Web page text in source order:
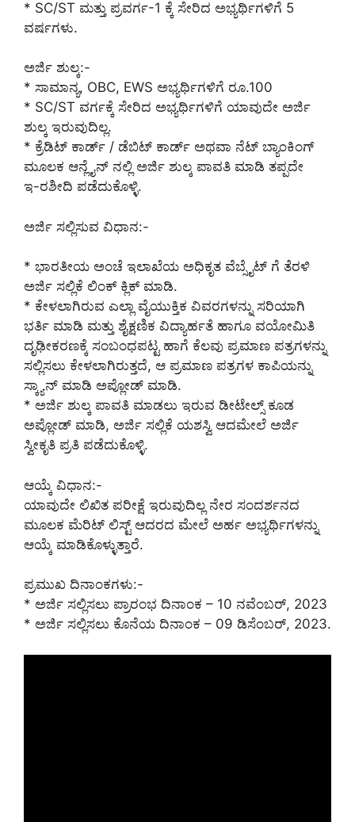
* SC/ST ಮತ್ತು ಪ್ರವರ್ಗ-1 ಕ್ಕೆ ಸೇರಿದ ಅಭ್ಯರ್ಥಿಗಳಿಗೆ 5
ವರ್ಷಗಳು.
ಅರ್ಜಿ ಶುಲ್ಕ:-
* ಸಾಮಾನ್ಯ, OBC, EWS ಅಭ್ಯರ್ಥಿಗಳಿಗೆ ರೂ.100
* SC/ST ವರ್ಗಕ್ಕೆ ಸೇರಿದ ಅಭ್ಯರ್ಥಿಗಳಿಗೆ ಯಾವುದೇ ಅರ್ಜಿ
ಶುಲ್ಕ ಇರುವುದಿಲ್ಲ.
* ಕ್ರೆಡಿಟ್ ಕಾರ್ಡ್ / ಡೆಬಿಟ್ ಕಾರ್ಡ್ ಅಥವಾ ನೆಟ್ ಬ್ಯಾಂಕಿಂಗ್
ಮೂಲಕ ಆನ್ಲೈನ್ ನಲ್ಲಿ ಅರ್ಜಿ ಶುಲ್ಕ ಪಾವತಿ ಮಾಡಿ ತಪ್ಪದೇ
ಇ-ರಶೀದಿ ಪಡೆದುಕೊಳ್ಳಿ.
ಅರ್ಜಿ ಸಲ್ಲಿಸುವ ವಿಧಾನ:-
* ಭಾರತೀಯ ಅಂಚೆ ಇಲಾಖೆಯ ಅಧಿಕೃತ ವೆಬ್ಸೈಟ್ ಗೆ ತೆರಳಿ
ಅರ್ಜಿ ಸಲ್ಲಿಕೆ ಲಿಂಕ್ ಕ್ಲಿಕ್ ಮಾಡಿ.
* ಕೇಳಲಾಗಿರುವ ಎಲ್ಲಾ ವೈಯುಕ್ತಿಕ ವಿವರಗಳನ್ನು ಸರಿಯಾಗಿ
ಭರ್ತಿ ಮಾಡಿ ಮತ್ತು ಶೈಕ್ಷಣಿಕ ವಿದ್ಯಾರ್ಹತೆ ಹಾಗೂ ವಯೋಮಿತಿ
ದೃಢೀಕರಣಕ್ಕೆ ಸಂಬಂಧಪಟ್ಟ ಹಾಗೆ ಕೆಲವು ಪ್ರಮಾಣ ಪತ್ರಗಳನ್ನು
ಸಲ್ಲಿಸಲು ಕೇಳಲಾಗಿರುತ್ತದೆ, ಆ ಪ್ರಮಾಣ ಪತ್ರಗಳ ಕಾಪಿಯನ್ನು
ಸ್ಕ್ಯಾನ್ ಮಾಡಿ ಅಪ್ಲೋಡ್ ಮಾಡಿ.
* ಅರ್ಜಿ ಶುಲ್ಕ ಪಾವತಿ ಮಾಡಲು ಇರುವ ಡೀಟೇಲ್ಸ್ ಕೂಡ
ಅಪ್ಲೋಡ್ ಮಾಡಿ, ಅರ್ಜಿ ಸಲ್ಲಿಕೆ ಯಶಸ್ವಿ ಆದಮೇಲೆ ಅರ್ಜಿ
ಸ್ವೀಕೃತಿ ಪ್ರತಿ ಪಡೆದುಕೊಳ್ಳಿ.
ಆಯ್ಕೆ ವಿಧಾನ:-
ಯಾವುದೇ ಲಿಖಿತ ಪರೀಕ್ಷೆ ಇರುವುದಿಲ್ಲ ನೇರ ಸಂದರ್ಶನದ
ಮೂಲಕ ಮೆರಿಟ್ ಲಿಸ್ಟ್ ಆದರದ ಮೇಲೆ ಅರ್ಹ ಅಭ್ಯರ್ಥಿಗಳನ್ನು
ಆಯ್ಕೆ ಮಾಡಿಕೊಳ್ಳುತ್ತಾರೆ.
ಪ್ರಮುಖ ದಿನಾಂಕಗಳು:-
* ಅರ್ಜಿ ಸಲ್ಲಿಸಲು ಪ್ರಾರಂಭ ದಿನಾಂಕ – 10 ನವೆಂಬರ್, 2023
* ಅರ್ಜಿ ಸಲ್ಲಿಸಲು ಕೊನೆಯ ದಿನಾಂಕ – 09 ಡಿಸೆಂಬರ್, 2023.